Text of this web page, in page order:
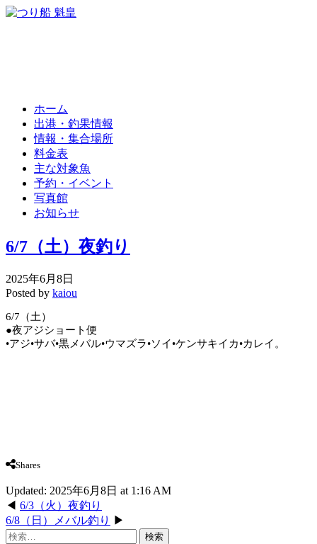
ホーム
出港・釣果情報
情報・集合場所
料金表
主な対象魚
予約・イベント
写真館
お知らせ
6/7（土）夜釣り
2025年6月8日
Posted by kaiou
6/7（土）
●夜アジショート便
•アジ•サバ•黒メバル•ウマズラ•ソイ•ケンサキイカ•カレイ。
Shares
Updated: 2025年6月8日 at 1:16 AM
◀ 6/3（火）夜釣り
6/8（日）メバル釣り
▶
検